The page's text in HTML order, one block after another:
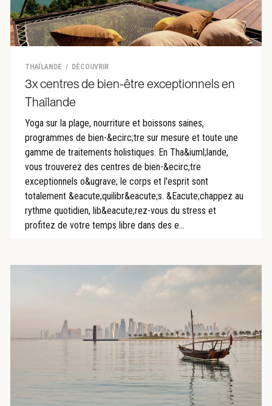
THAÏLANDE DÉCOUVRIR
3x centres de bien-être exceptionnels en
Thaïlande
Yoga sur la plage, nourriture et boissons saines,
programmes de bien-&ecirc;tre sur mesure et toute une
gamme de traitements holistiques. En Tha&iuml;lande,
vous trouverez des centres de bien-&ecirc;tre
exceptionnels o&ugrave; le corps et l'esprit sont
totalement &eacute;quilibr&eacute;s. &Eacute;chappez au
rythme quotidien, lib&eacute;rez-vous du stress et
profitez de votre temps libre dans des e...